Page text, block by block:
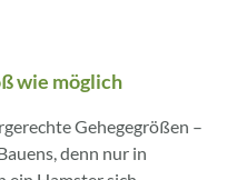
wie möglich
Gehegegrößen –
denn nur in